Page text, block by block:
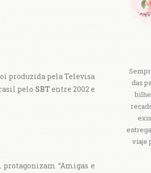
produzida pela Televisa
pelo SBTentre 2002 e
protagonizam “Amigas e
das
viaje